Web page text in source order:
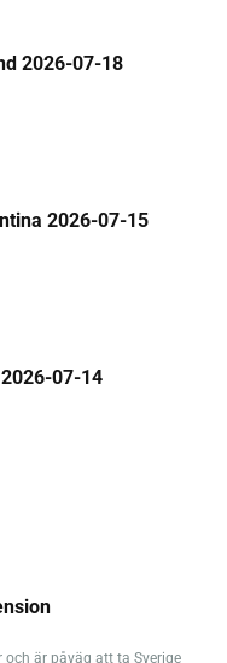
2026-07-18
2026-07-15
07-14
och är påväg att ta Sverige